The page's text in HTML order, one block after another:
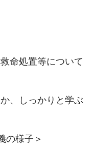
命処置等について
、しっかりと学ぶ
の様子＞